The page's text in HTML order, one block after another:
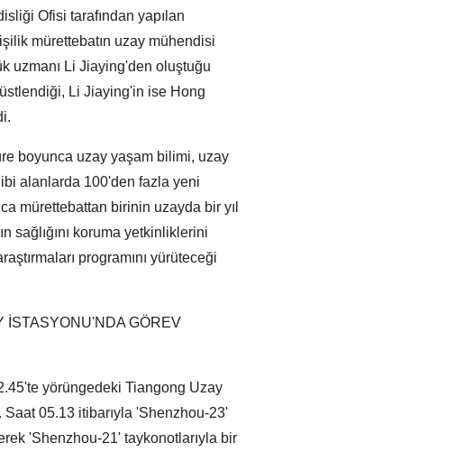
Ofisi tarafından yapılan
mürettebatın uzay mühendisi
uzmanı Li Jiaying'den oluştuğu
Li Jiaying'in ise Hong
boyunca uzay yaşam bilimi, uzay
alanlarda 100'den fazla yeni
mürettebattan birinin uzayda bir yıl
sağlığını koruma yetkinliklerini
programını yürüteceği
İSTASYONU'NDA GÖREV
yörüngedeki Tiangong Uzay
05.13 itibarıyla 'Shenzhou-23'
'Shenzhou-21' taykonotlarıyla bir